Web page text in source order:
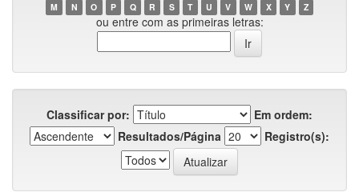
M
N O P Q R S T U V W X Y Z
ou entre com as primeiras letras:
Classificar por:
Em ordem:
Resultados/Página
Registro(s):